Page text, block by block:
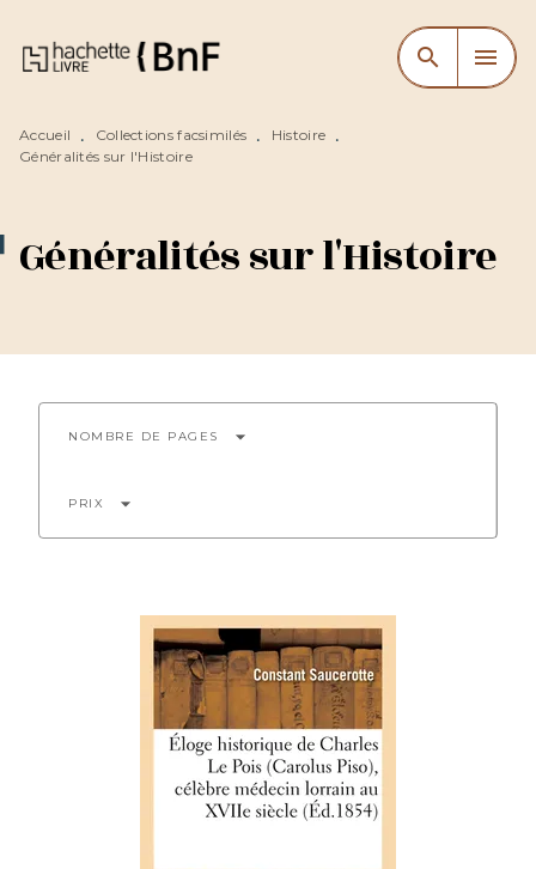
MENU RECHERCHE
CONTENU
search menu
Accueil • Collections facsimilés • Histoire •
Généralités sur l'Histoire
Généralités sur l'Histoire
NOMBRE DE PAGES arrow_drop_down
PRIX arrow_drop_down